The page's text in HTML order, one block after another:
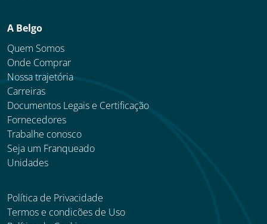
A Belgo
Quem Somos
Onde Comprar
Nossa trajetória
Carreiras
Documentos Legais e Certificação
Fornecedores
Trabalhe conosco
Seja um Franqueado
Unidades
Política de Privacidade
Termos e condicões de Uso